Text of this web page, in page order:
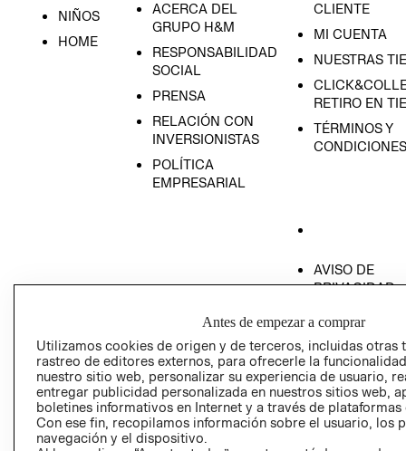
NIÑOS
HOME
ACERCA DEL
GRUPO H&M
RESPONSABILIDAD
SOCIAL
PRENSA
RELACIÓN CON
INVERSIONISTAS
POLÍTICA
EMPRESARIAL
CLIENTE
MI CUENTA
NUESTRAS
RETIRO EN
TÉRMINOS Y
CONDICIONES
AVISO DE
PRIVACIDAD
AVISO DE
Antes de empezar a comprar
Utilizamos cookies de origen y de terceros, incluidas otras
rastreo de editores externos, para ofrecerle la
nuestro sitio web, personalizar su experiencia de usuario,
entregar publicidad personalizada en nuestros sitios web,
boletines informativos en Internet y a través de plataformas
Con ese fin, recopilamos información sobre el usuario, los
navegación y el dispositivo.